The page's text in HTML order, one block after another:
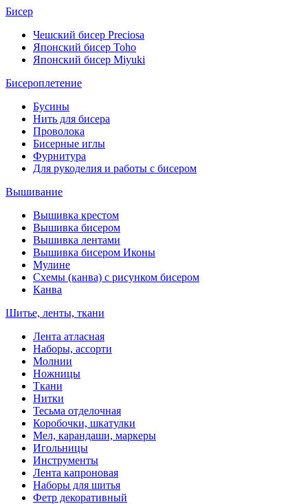
Бисер
Чешский бисер Preciosa
Японский бисер Toho
Японский бисер Miyuki
Бисероплетение
Бусины
Нить для бисера
Проволока
Бисерные иглы
Фурнитура
Для рукоделия и работы с бисером
Вышивание
Вышивка крестом
Вышивка бисером
Вышивка лентами
Вышивка бисером Иконы
Мулине
Схемы (канва) с рисунком бисером
Канва
Шитье, ленты, ткани
Лента атласная
Наборы, ассорти
Молнии
Ножницы
Ткани
Нитки
Тесьма отделочная
Коробочки, шкатулки
Мел, карандаши, маркеры
Игольницы
Инструменты
Лента капроновая
Наборы для шитья
Фетр декоративный